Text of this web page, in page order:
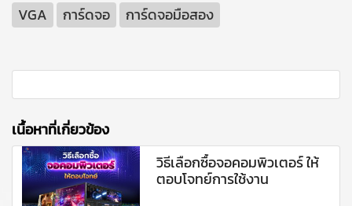
VGA การ์ดจอ การ์ดจอมือสอง
เนื้อหาที่เกี่ยวข้อง
วิธีเลือกซื้อจอคอมพิวเตอร์ ให้
ตอบโจทย์การใช้งาน